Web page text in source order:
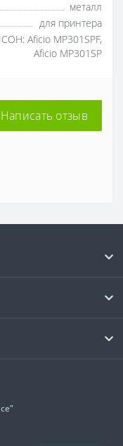
металл
для принтера
Aficio MP301SPF,
Aficio MP301SP
Написать отзыв